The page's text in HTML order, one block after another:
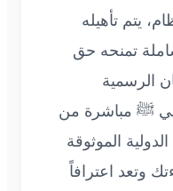
يتم تأهيله
تمنحه حق
الرسمية
ﷺ مباشرة من
الموثوقة
وتعد اعترافاً